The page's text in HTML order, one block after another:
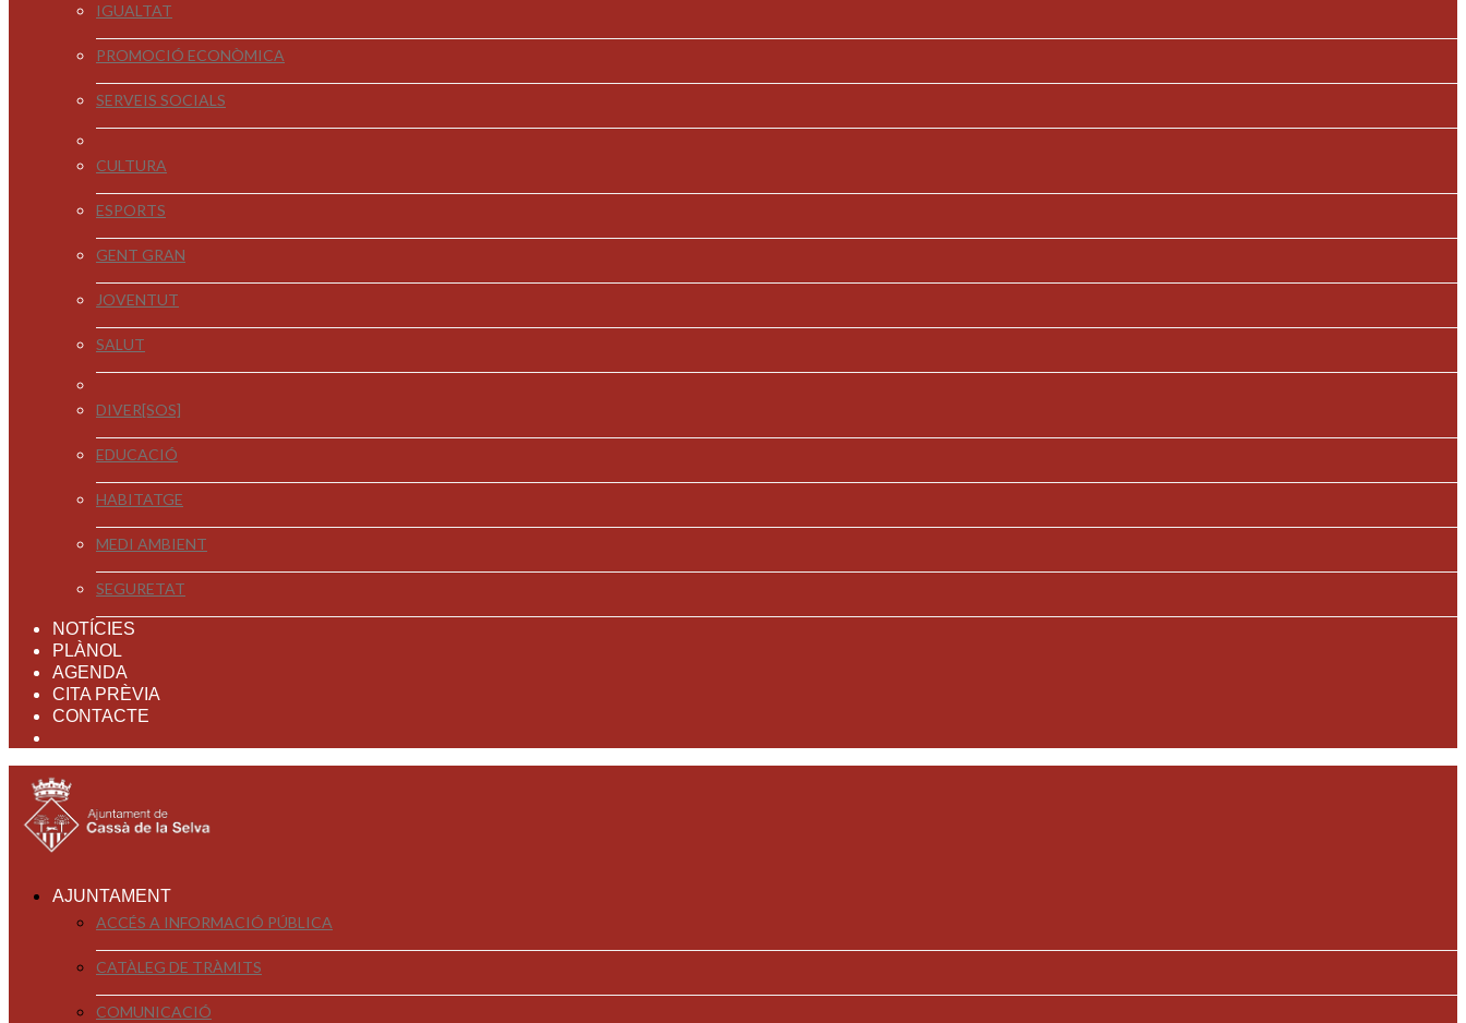
IGUALTAT
PROMOCIÓ ECONÒMICA
SERVEIS SOCIALS
CULTURA
ESPORTS
GENT GRAN
JOVENTUT
SALUT
DIVER[SOS]
EDUCACIÓ
HABITATGE
MEDI AMBIENT
SEGURETAT
NOTÍCIES
PLÀNOL
AGENDA
CITA PRÈVIA
CONTACTE
AJUNTAMENT
ACCÉS A INFORMACIÓ PÚBLICA
CATÀLEG DE TRÀMITS
COMUNICACIÓ